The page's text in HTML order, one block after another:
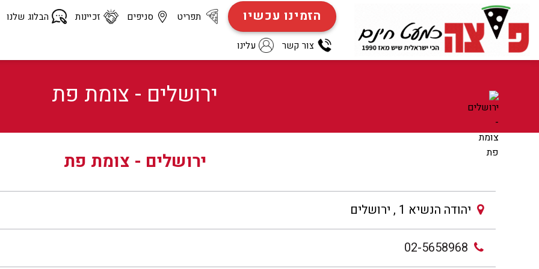
content
הזמינו עכשיו תפריט סניפים זכיינות הבלוג שלנו
צור קשר עלינו
ירושלים - צומת פת
ירושלים - צומת פת
יהודה הנשיא 1 , ירושלים
02-5658968